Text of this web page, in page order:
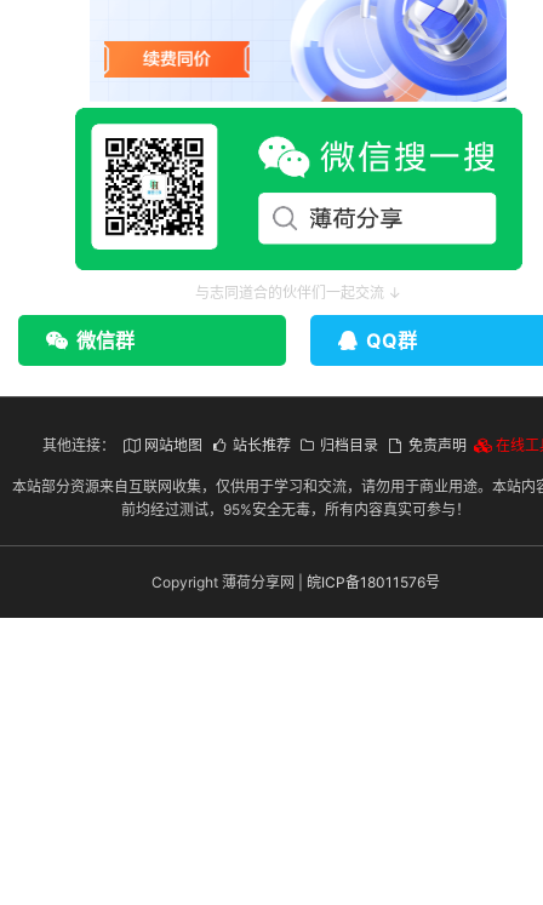
与志同道合的伙伴们一起交流 ↓
微信群 QQ群
其他连接： 网站地图 站长推荐 归档目录 免责声明 在线工
本站部分资源来自互联网收集，仅供用于学习和交流，请勿用于商业用途。本站内
前均经过测试，95%安全无毒，所有内容真实可参与！
Copyright 薄荷分享网 | 皖ICP备18011576号